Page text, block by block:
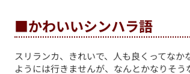
■かわいいシンハラ語
スリランカ、きれいで、人も良くってな
ようには行きませんが、なんとかなりそう